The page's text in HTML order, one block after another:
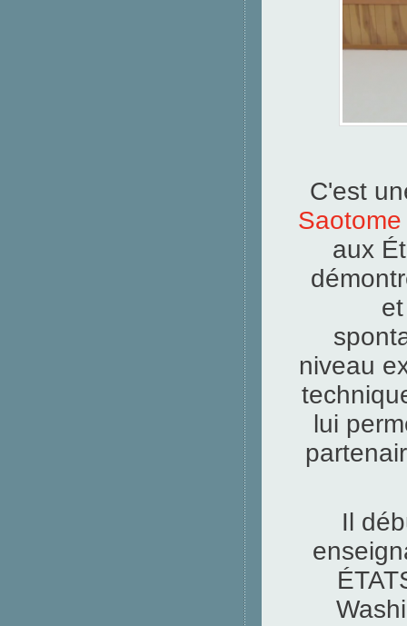
C'est
aux
niveau
lui
Il